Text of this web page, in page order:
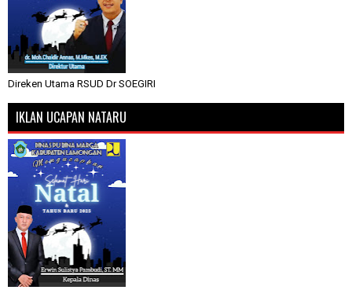
Direken Utama RSUD Dr SOEGIRI
IKLAN UCAPAN NATARU